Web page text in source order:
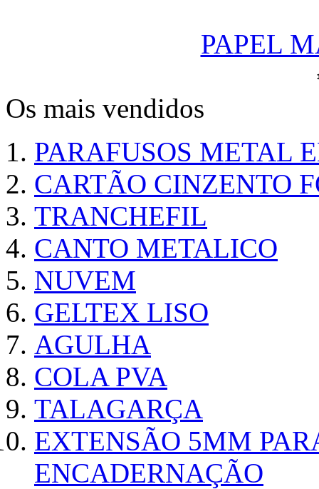
PAPEL
Os mais vendidos
PARAFUSOS METAL
CARTÃO CINZENTO
TRANCHEFIL
CANTO METALICO
NUVEM
GELTEX LISO
AGULHA
COLA PVA
TALAGARÇA
EXTENSÃO 5MM
ENCADERNAÇÃO